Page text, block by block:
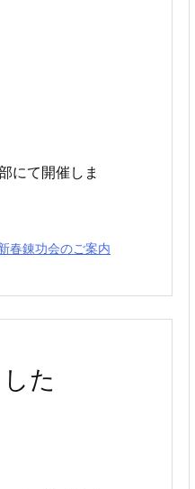
にて開催しま
春錬功会のご案内
た